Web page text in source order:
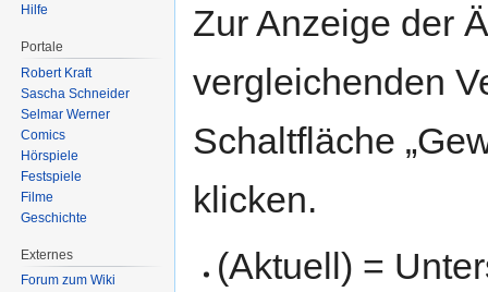
Zur Anzeige der
vergleichenden
Schaltfläche
klicken.
(Aktuell) =
Hilfe
Portale
Robert Kraft
Sascha Schneider
Selmar Werner
Comics
Hörspiele
Festspiele
Filme
Geschichte
Externes
Forum zum Wiki